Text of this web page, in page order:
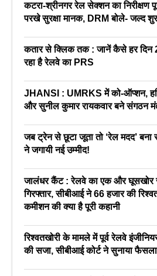
कटरा-श्रीनगर रेल सेक्शन का निरीक्षण
परखे सुरक्षा मानक, DRM बोले- जल्द
कतार से क्लिक तक : जानें कैसे हर
रहा है रेलवे का PRS
JHANSI : UMRKS में को-ऑप्शन, हरि
और सुनील कुमार रायकवार बने संगठन
जब ट्रेन से छूटा जूता तो ‘रेल मदद’ बना
ने जगायी नई उम्मीद!
जालंधर कैंट : रेलवे का एक और घूसखोर
गिरफ्तार, सीबीआई ने 66 हजार की
कमीशन की क्या है पूरी कहानी
रिश्वतखोरी के मामले में पूर्व रेलवे
की सजा, सीबीआई कोर्ट ने सुनाया फैसला